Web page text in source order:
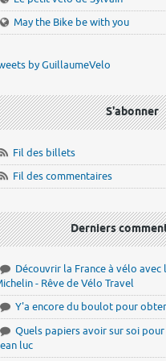
May the Bike be with you
by GuillaumeVelo
S'abonner
Fil des billets
Fil des commentaires
Derniers
Découvrir la France à vélo
- Rêve de Vélo Travel
Y'a encore du boulot pour
Quels papiers avoir sur soi
luc